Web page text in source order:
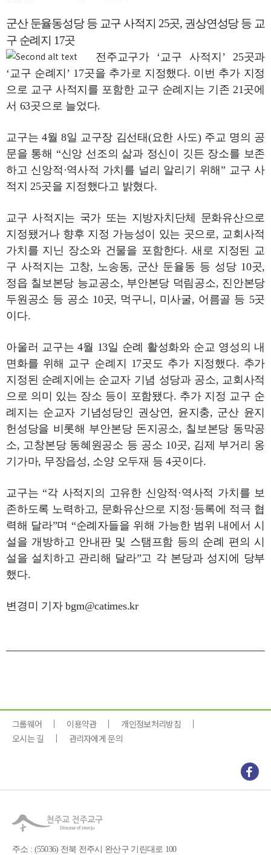
군산 둔율동성당 등 교구 사적지 25곳, 권상연성당 등 교
구 순례지 17곳
전주교구가 ‘교구 사적지’ 25곳과
‘교구 순례지’ 17곳을 추가로 지정했다. 이번 추가 지정
으로 교구 사적지를 포함한 교구 순례지는 기존 21곳에
서 63곳으로 늘었다.
교구는 4월 8일 교구장 김선태(요한 사도) 주교 명의 공
문을 통해 “신앙 선조의 삶과 정신이 깃든 장소를 보존
하고 신앙적·역사적 가치를 널리 알리기 위해” 교구 사
적지 25곳을 지정했다고 밝혔다.
교구 사적지는 국가 또는 지방자치단체 문화유산으로
지정됐거나 향후 지정 가능성이 있는 곳으로, 교회사적
가치를 지닌 장소와 건물을 포함한다. 새로 지정된 교
구 사적지는 고창, 노송동, 군산 둔율동 등 성당 10곳,
정읍 칠보본당 능교공소, 부안본당 덕림공소, 진안본당
두원공소 등 공소 10곳, 먹구니, 미사굴, 어름골 등 5곳
이다.
아울러 교구는 4월 13일 순례 활성화와 순교 영성의 내
면화를 위해 교구 순례지 17곳도 추가 지정했다. 추가
지정된 순례지에는 순교자 기념 성당과 공소, 교회사적
으로 의미 있는 장소 등이 포함됐다. 추가 지정 교구 순
례지는 순교자 기념성당인 권상연, 윤지충, 군산 윤지
헌성당을 비롯해 부안본당 돈지공소, 칠보본당 동막공
소, 고창본당 동혜원공소 등 공소 10곳, 김제 부거리 옹
기가마, 무장읍성, 소양 오두재 등 4곳이다.
교구는 “각 사적지의 고유한 신앙적·역사적 가치를 보
존하도록 노력하고, 문화유산으로 지정·등록에 적극 협
력해 달라”며 “순례자들을 위해 가능한 범위 내에서 시
설을 개방하고 안내판 및 스탬프함 등의 순례 편의 시
설을 설치하고 관리해 달라”고 각 본당과 성지에 당부
했다.
변경미 기자 bgm@catimes.kr
그룹웨어 이용약관
개인정보처리방침
오시는 길
관리자에게 문의
주소 : (55036) 전북 전주시 완산구 기린대로 100